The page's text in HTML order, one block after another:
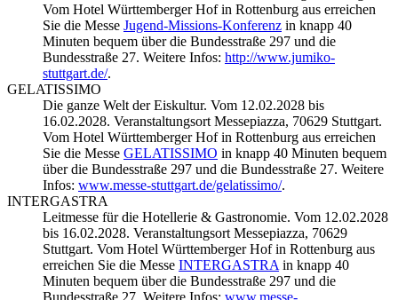
Vom Hotel Württemberger Hof in Rottenburg aus erreichen
Sie die Messe Jugend-Missions-Konferenz in knapp 40
Minuten bequem über die Bundesstraße 297 und die
Bundesstraße 27. Weitere Infos: http://www.jumiko-
stuttgart.de/.
GELATISSIMO
Die ganze Welt der Eiskultur. Vom 12.02.2028 bis
16.02.2028. Veranstaltungsort Messepiazza, 70629 Stuttgart.
Vom Hotel Württemberger Hof in Rottenburg aus erreichen
Sie die Messe GELATISSIMO in knapp 40 Minuten bequem
über die Bundesstraße 297 und die Bundesstraße 27. Weitere
Infos: www.messe-stuttgart.de/gelatissimo/.
INTERGASTRA
Leitmesse für die Hotellerie & Gastronomie. Vom 12.02.2028
bis 16.02.2028. Veranstaltungsort Messepiazza, 70629
Stuttgart. Vom Hotel Württemberger Hof in Rottenburg aus
erreichen Sie die Messe INTERGASTRA in knapp 40
Minuten bequem über die Bundesstraße 297 und die
Bundesstraße 27. Weitere Infos: www.messe-